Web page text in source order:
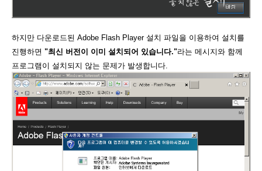
하지만 다운로드된 Adobe Flash Player 설치 파일을 이용하여 설치를
진행하면 "최신 버전이 이미 설치되어 있습니다."라는 메시지와 함께
프로그램이 설치되지 않는 문제가 발생합니다.